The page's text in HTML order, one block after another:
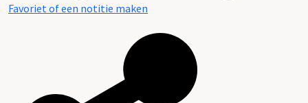
Favoriet of een notitie maken